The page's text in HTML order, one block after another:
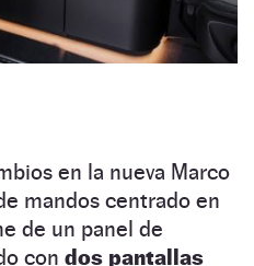
en la nueva Marco
mandos centrado en
de un panel de
con dos pantallas